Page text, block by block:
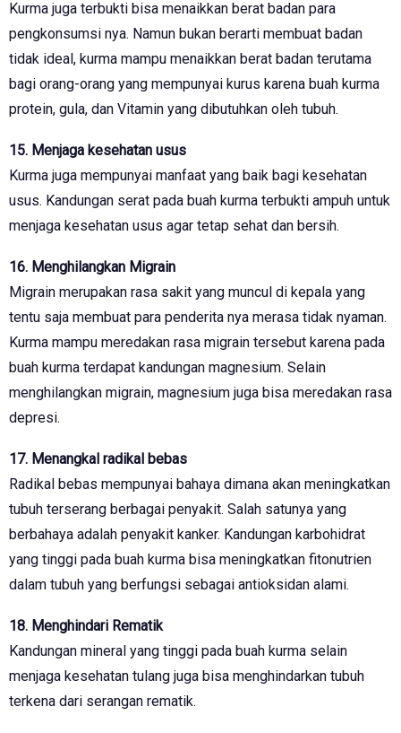
Kurma juga terbukti bisa menaikkan berat badan para
pengkonsumsi nya. Namun bukan berarti membuat badan
tidak ideal, kurma mampu menaikkan berat badan terutama
bagi orang-orang yang mempunyai kurus karena buah kurma
protein, gula, dan Vitamin yang dibutuhkan oleh tubuh.
15. Menjaga kesehatan usus
Kurma juga mempunyai manfaat yang baik bagi kesehatan
usus. Kandungan serat pada buah kurma terbukti ampuh untuk
menjaga kesehatan usus agar tetap sehat dan bersih.
16. Menghilangkan Migrain
Migrain merupakan rasa sakit yang muncul di kepala yang
tentu saja membuat para penderita nya merasa tidak nyaman.
Kurma mampu meredakan rasa migrain tersebut karena pada
buah kurma terdapat kandungan magnesium. Selain
menghilangkan migrain, magnesium juga bisa meredakan rasa
depresi.
17. Menangkal radikal bebas
Radikal bebas mempunyai bahaya dimana akan meningkatkan
tubuh terserang berbagai penyakit. Salah satunya yang
berbahaya adalah penyakit kanker. Kandungan karbohidrat
yang tinggi pada buah kurma bisa meningkatkan fitonutrien
dalam tubuh yang berfungsi sebagai antioksidan alami.
18. Menghindari Rematik
Kandungan mineral yang tinggi pada buah kurma selain
menjaga kesehatan tulang juga bisa menghindarkan tubuh
terkena dari serangan rematik.